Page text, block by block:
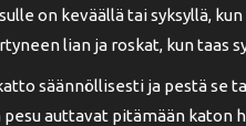
on keväällä tai syksyllä,
lian ja roskat, kun taas
säännöllisesti ja pestä se
auttavat pitämään katon